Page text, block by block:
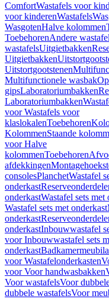
ComfortWastafels voor
voor kinderenWastafels
WasgotenHalve kolommen
ToebehorenAndere
wastafelsUitgietbakken
Uitgietbakken
Uitstortgootstenen
Multifunctionele wasbak
gipsLaboratoriumbakken
Laboratoriumbakken
voor Wastafels voor
klaslokalenToebehoren
KolommenStaande
voor Halve
kolommenToebehoren
afdekkingen
consolesPlanchetWastafel
onderkast
onderkastWastafel sets met
Wastafel sets met onderkast
onderkast
onderkastInbouwwastafel
voor Inbouwwastafel sets
onderkast
voor Wastafelonderkasten
voor Voor handwasbakken
Voor wastafelsVoor
dubbele wastafelsVoor